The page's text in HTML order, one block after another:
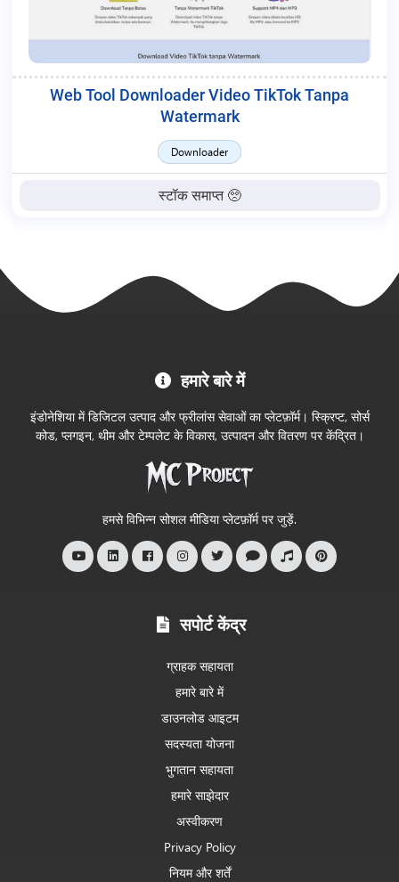
Web Tool Downloader Video TikTok Tanpa
Watermark
Downloader
स्टॉक समाप्त 🥺
आधिकारिक
हमारे बारे में
इंडोनेशिया में डिजिटल उत्पाद और फ्रीलांस सेवाओं का प्लेटफ़ॉर्म। स्क्रिप्ट, सोर्स
कोड, प्लगइन, थीम और टेम्पलेट के विकास, उत्पादन और वितरण पर केंद्रित।
हमसे विभिन्न सोशल मीडिया प्लेटफ़ॉर्म पर जुड़ें.
सपोर्ट केंद्र
ग्राहक सहायता
हमारे बारे में
डाउनलोड आइटम
सदस्यता योजना
भुगतान सहायता
हमारे साझेदार
अस्वीकरण
Privacy Policy
नियम और शर्तें